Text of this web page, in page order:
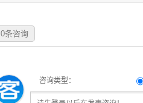
0条咨询
咨询类型：